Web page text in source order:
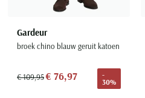
Gardeur
broek chino blauw geruit katoen
€ 109,95€ 76,97
-
30%